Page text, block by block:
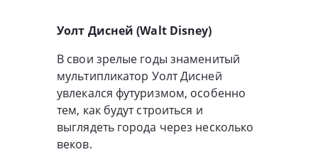
Уолт Дисней (Walt Disney)
В свои зрелые годы знаменитый
мультипликатор Уолт Дисней
увлекался футуризмом, особенно
тем, как будут строиться и
выглядеть города через несколько
веков.